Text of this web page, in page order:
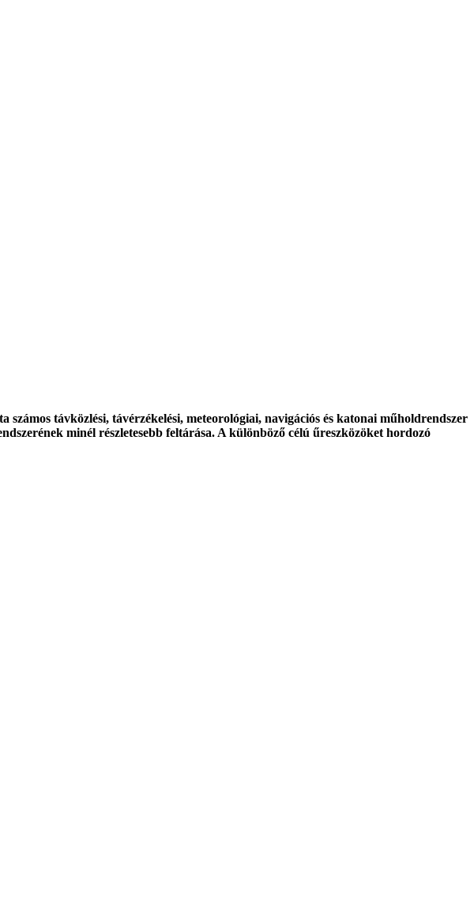
távközlési, távérzékelési, meteorológiai, navigációs és katonai műholdrendszer
minél részletesebb feltárása. A különböző célú űreszközöket hordozó